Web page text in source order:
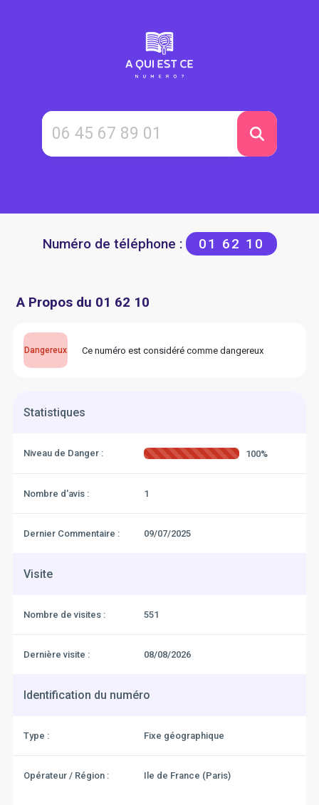
Numéro de téléphone : 01 62 10
A Propos du 01 62 10
Dangereux Ce numéro est considéré comme dangereux
Statistiques
Niveau de Danger : 100%
Nombre d'avis : 1
Dernier Commentaire : 09/07/2025
Visite
Nombre de visites : 551
Dernière visite : 08/08/2026
Identification du numéro
Type : Fixe géographique
Opérateur / Région : Ile de France (Paris)